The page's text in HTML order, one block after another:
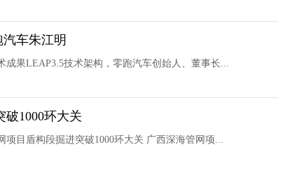
车朱江明
果LEAP3.5技术架构，零跑汽车创始人、董事长...
破1000环大关
目盾构段掘进突破1000环大关 广西深海管网项...